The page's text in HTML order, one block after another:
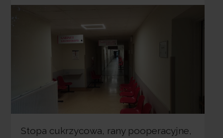
Stopa cukrzycowa, rany pooperacyjne,